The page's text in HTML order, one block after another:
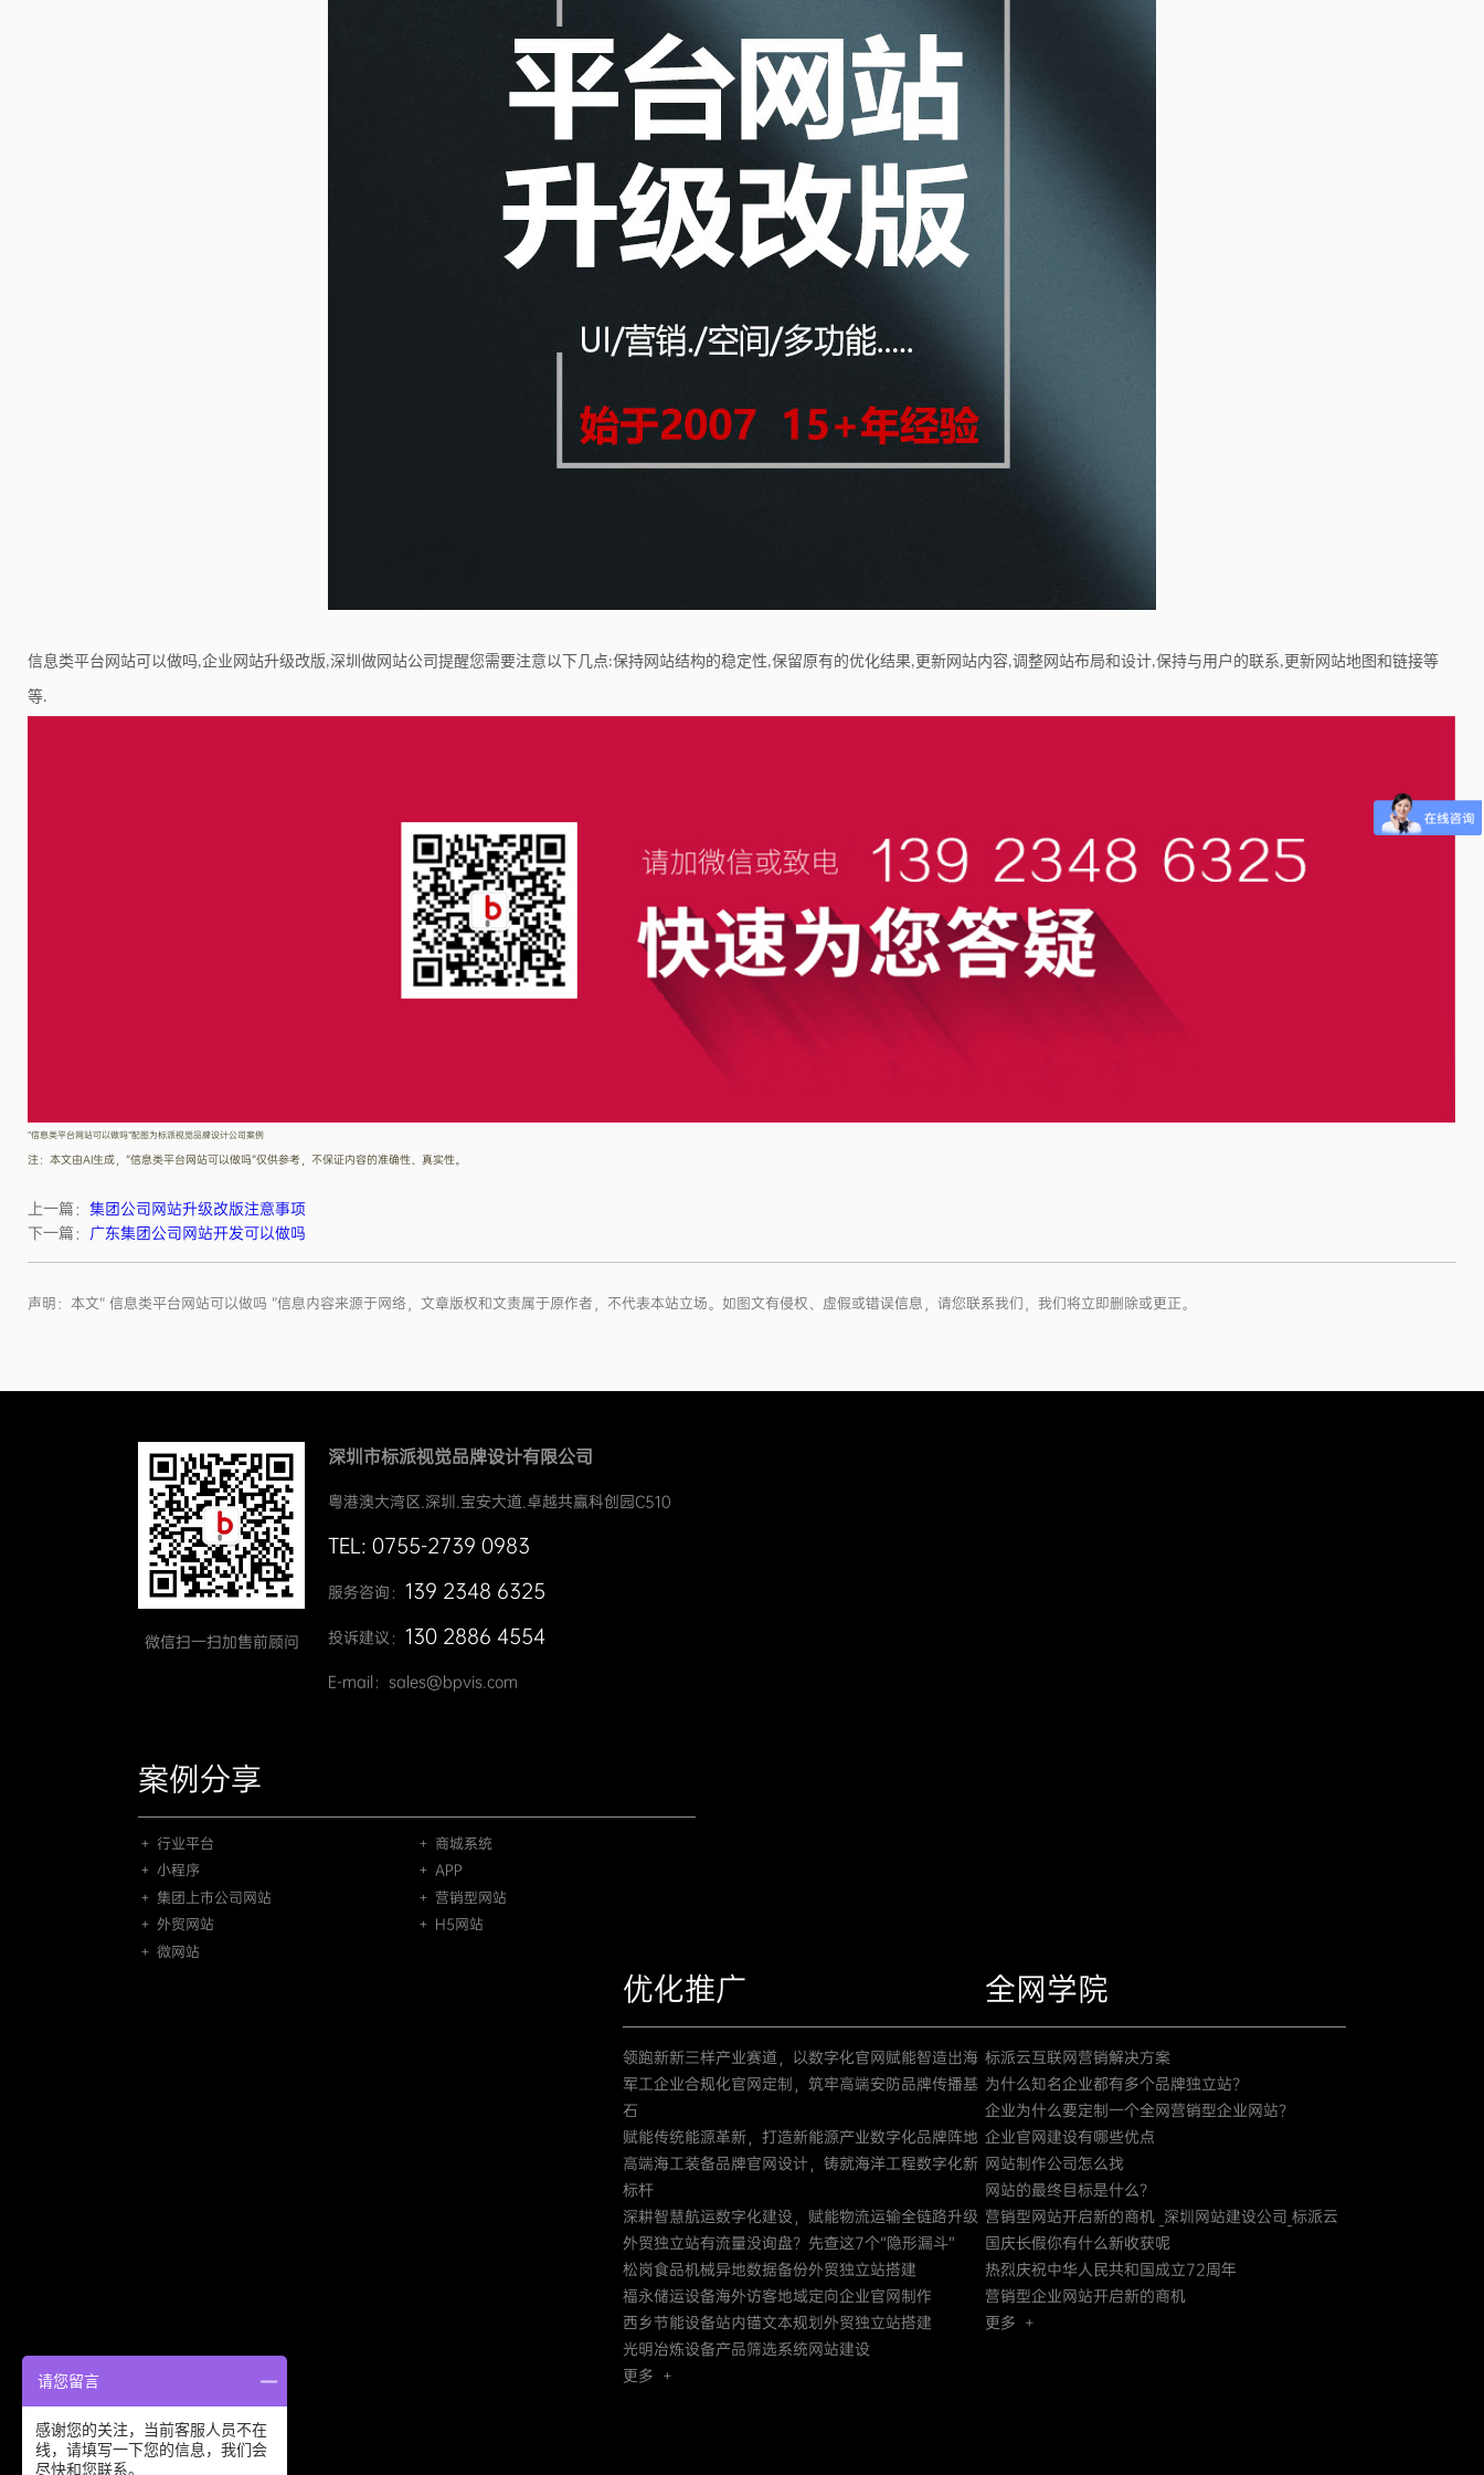
信息类平台网站可以做吗,企业网站升级改版,深圳做网站公司提醒您需要注意以下几点:保持网站结构的稳定性,保留原有的优化结果, 更新网站内容,调整网站布局和设计,保持与用户的联系, 更新网站地图和链接等
等.
“信息类平台网站可以做吗”配图为标派视觉品牌设计公司案例
注：本文由AI生成，“信息类平台网站可以做吗”仅供参考，不保证内容的准确性、真实性。
上一篇： 集团公司网站升级改版注意事项
下一篇： 广东集团公司网站开发可以做吗
声明：本文“ 信息类平台网站可以做吗 ”信息内容来源于网络，文章版权和文责属于原作者，不代表本站立场。如图文有侵权、虚假或错误信息，请您联系我们，我们将立即删除或更正。
微信扫一扫加售前顾问
深圳市标派视觉品牌设计有限公司
粤港澳大湾区.深圳.宝安大道.卓越共赢科创园C510
TEL: 0755-2739 0983
服务咨询： 139 2348 6325
投诉建议： 130 2886 4554
E-mail：sales@bpvis.com
案例分享
＋ 行业平台
＋ 商城系统
＋ 小程序
＋ APP
＋ 集团上市公司网站
＋ 营销型网站
＋ 外贸网站
＋ H5网站
＋ 微网站
优化推广
领跑新新三样产业赛道，以数字化官网赋能智造出海
军工企业合规化官网定制，筑牢高端安防品牌传播基
石
赋能传统能源革新，打造新能源产业数字化品牌阵地
高端海工装备品牌官网设计，铸就海洋工程数字化新
标杆
深耕智慧航运数字化建设，赋能物流运输全链路升级
外贸独立站有流量没询盘？先查这7个“隐形漏斗”
松岗食品机械异地数据备份外贸独立站搭建
福永储运设备海外访客地域定向企业官网制作
西乡节能设备站内锚文本规划外贸独立站搭建
光明冶炼设备产品筛选系统网站建设
更多 +
全网学院
标派云互联网营销解决方案
为什么知名企业都有多个品牌独立站？
企业为什么要定制一个全网营销型企业网站？
企业官网建设有哪些优点
网站制作公司怎么找
网站的最终目标是什么？
营销型网站开启新的商机 _深圳网站建设公司_标派云
国庆长假你有什么新收获呢
热烈庆祝中华人民共和国成立72周年
营销型企业网站开启新的商机
更多 +
友情链接：
请您留言
感谢您的关注，当前客服人员不在
线，请填写一下您的信息，我们会
尽快和您联系。